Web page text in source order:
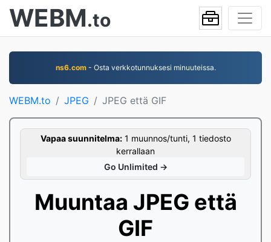
WEBM.to
ns6.com- Osta verkkotunnuksesi minuuteissa.
WEBM.to JPEG JPEG että GIF
Vapaa suunnitelma:1 muunnos/tunti, 1 tiedosto
kerrallaan
Go Unlimited →
Muuntaa JPEG että
GIF